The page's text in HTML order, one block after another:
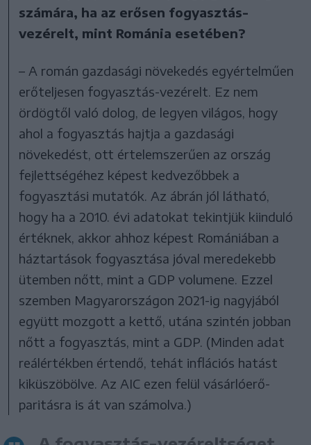
számára, ha az erősen fogyasztás-
vezérelt, mint Románia esetében?
– A román gazdasági növekedés egyértelműen
erőteljesen fogyasztás-vezérelt. Ez nem
ördögtől való dolog, de legyen világos, hogy
ahol a fogyasztás hajtja a gazdasági
növekedést, ott értelemszerűen az ország
fejlettségéhez képest kedvezőbbek a
fogyasztási mutatók. Az ábrán jól látható,
hogy ha a 2010. évi adatokat tekintjük kiinduló
értéknek, akkor ahhoz képest Romániában a
háztartások fogyasztása jóval meredekebb
ütemben nőtt, mint a GDP volumene. Ezzel
szemben Magyarországon 2021-ig nagyjából
együtt mozgott a kettő, utána szintén jobban
nőtt a fogyasztás, mint a GDP. (Minden adat
reálértékben értendő, tehát inflációs hatást
kiküszöbölve. Az AIC ezen felül vásárlóerő-
paritásra is át van számolva.)